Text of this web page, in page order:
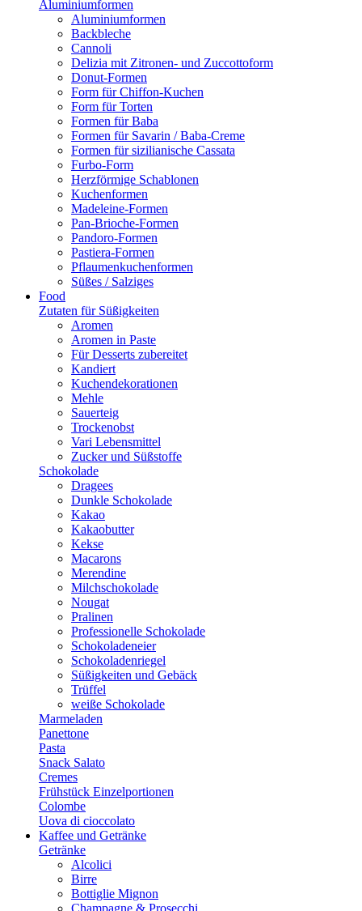
Aluminiumformen
Aluminiumformen
Backbleche
Cannoli
Delizia mit Zitronen- und Zuccottoform
Donut-Formen
Form für Chiffon-Kuchen
Form für Torten
Formen für Baba
Formen für Savarin / Baba-Creme
Formen für sizilianische Cassata
Furbo-Form
Herzförmige Schablonen
Kuchenformen
Madeleine-Formen
Pan-Brioche-Formen
Pandoro-Formen
Pastiera-Formen
Pflaumenkuchenformen
Süßes / Salziges
Food
Zutaten für Süßigkeiten
Aromen
Aromen in Paste
Für Desserts zubereitet
Kandiert
Kuchendekorationen
Mehle
Sauerteig
Trockenobst
Vari Lebensmittel
Zucker und Süßstoffe
Schokolade
Dragees
Dunkle Schokolade
Kakao
Kakaobutter
Kekse
Macarons
Merendine
Milchschokolade
Nougat
Pralinen
Professionelle Schokolade
Schokoladeneier
Schokoladenriegel
Süßigkeiten und Gebäck
Trüffel
weiße Schokolade
Marmeladen
Panettone
Pasta
Snack Salato
Cremes
Frühstück Einzelportionen
Colombe
Uova di cioccolato
Kaffee und Getränke
Getränke
Alcolici
Birre
Bottiglie Mignon
Champagne & Prosecchi